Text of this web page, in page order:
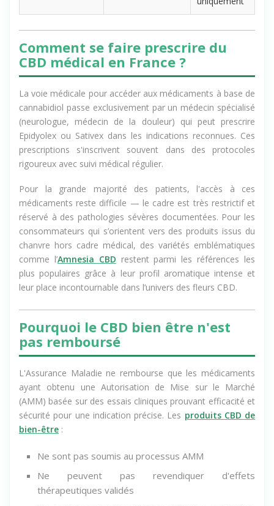
Comment se faire prescrire du
CBD médical en France ?
La voie médicale pour accéder aux médicaments à base de
cannabidiol passe exclusivement par un médecin spécialisé
(neurologue, médecin de la douleur) qui peut prescrire
Epidyolex ou Sativex dans les indications reconnues. Ces
prescriptions s'inscrivent souvent dans des protocoles
rigoureux avec suivi médical régulier.
Pour la grande majorité des patients, l'accès à ces
médicaments reste difficile — le cadre est très restrictif et
réservé à des pathologies sévères documentées. Pour les
consommateurs qui s’orientent vers des produits issus du
chanvre hors cadre médical, des variétés emblématiques
comme l’Amnesia CBD restent parmi les références les
plus populaires grâce à leur profil aromatique intense et
leur place incontournable dans l’univers des fleurs CBD.
Pourquoi le CBD bien être n'est
pas remboursé
L'Assurance Maladie ne rembourse que les médicaments
ayant obtenu une Autorisation de Mise sur le Marché
(AMM) basée sur des essais cliniques prouvant efficacité et
sécurité pour une indication précise. Les produits CBD de
bien-être :
Ne sont pas soumis au processus AMM
Ne peuvent pas revendiquer d'effets
thérapeutiques validés